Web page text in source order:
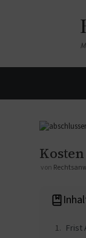
von
Frist